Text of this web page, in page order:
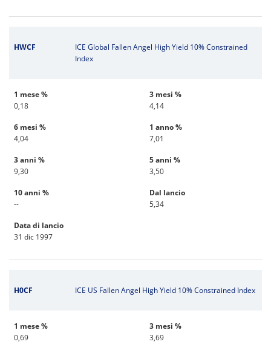
HWCF
ICE Global Fallen Angel High Yield 10% Constrained
Index
1 mese %
0,18
3 mesi %
4,14
6 mesi %
4,04
1 anno %
7,01
3 anni %
9,30
5 anni %
3,50
10 anni %
--
Dal lancio
5,34
Data di lancio
31 dic 1997
H0CF ICE US Fallen Angel High Yield 10% Constrained Index
1 mese %
0,69
3 mesi %
3,69